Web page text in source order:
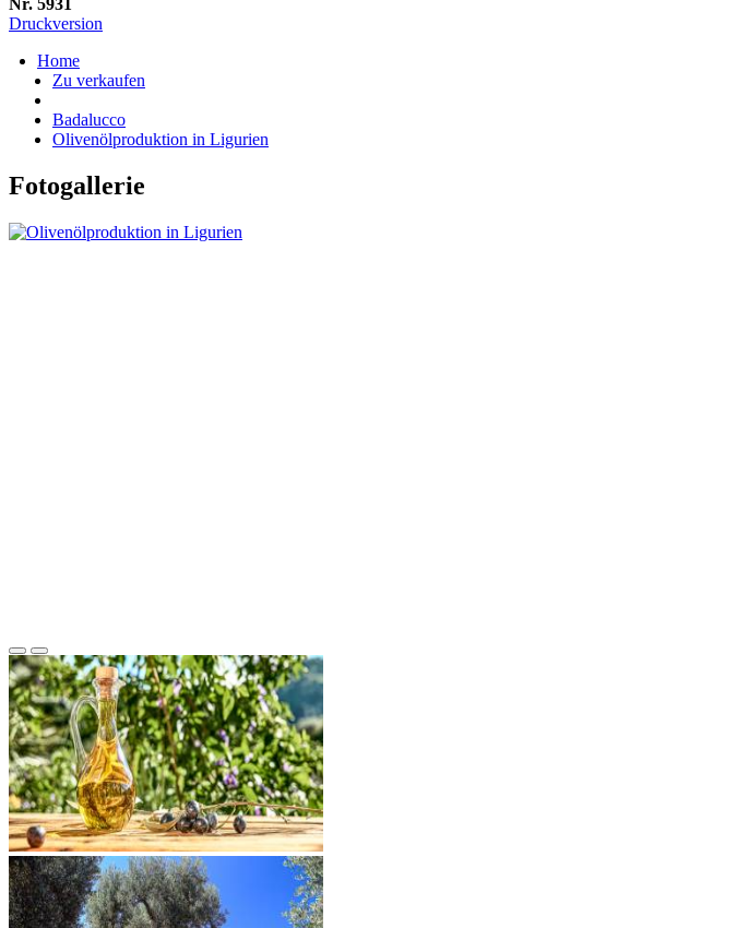
Druckversion
Home
Zu verkaufen
Badalucco
Olivenölproduktion in Ligurien
Fotogallerie